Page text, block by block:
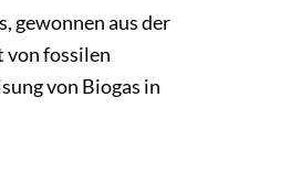
gewonnen aus der
von fossilen
von Biogas in